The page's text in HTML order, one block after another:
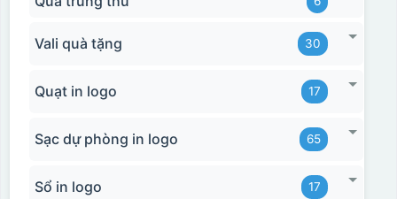
Vali quà tặng 30
Quạt in logo 17
Sạc dự phòng in logo 65
Sổ in logo 17